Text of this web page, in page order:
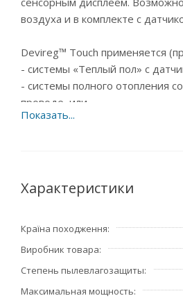
воздуха и в комплекте с
Devireg™ Touch применяется
- системы «Теплый пол» с
- системы полного отопления
проводе, или
- системы полного отопления
Терморегулятор комнатный с
- Удобный для пользователя
- Высокий уровень качества
- Гарантия 5 лет
Характеристики
Країна походження
Виробник товара
Степень пылевлагозащиты
Максимальная мощность